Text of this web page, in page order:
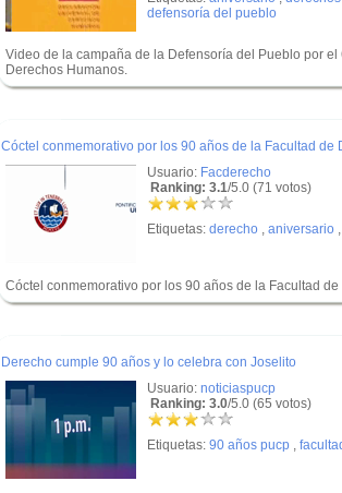
defensoría del pueblo
Video de la campaña de la Defensoría del Pueblo por
Derechos Humanos.
Cóctel conmemorativo por los 90 años de la Facultad
Usuario: Facderecho
Ranking: 3.1/5.0 (71 votos)
Etiquetas: derecho , aniversario ,
Cóctel conmemorativo por los 90 años de la Facultad
Derecho cumple 90 años y lo celebra con Joselito
Usuario: noticiaspucp
Ranking: 3.0/5.0 (65 votos)
Etiquetas: 90 años pucp ,